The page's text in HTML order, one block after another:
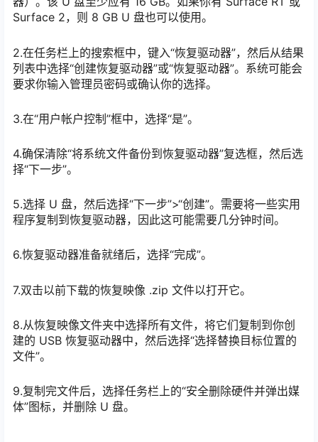
Surface 2，则 8 GB U 盘也可以使用。
2.在任务栏上的搜索框中，键入“恢复驱动器”，然后从结果
列表中选择“创建恢复驱动器”或“恢复驱动器”。系统可能会
要求你输入管理员密码或确认你的选择。
3.在“用户帐户控制”框中，选择“是”。
4.确保清除“将系统文件备份到恢复驱动器”复选框，然后选
择“下一步”。
5.选择 U 盘，然后选择“下一步”>“创建”。需要将一些实用
程序复制到恢复驱动器，因此这可能需要几分钟时间。
6.恢复驱动器准备就绪后，选择“完成”。
7.双击以前下载的恢复映像 .zip 文件以打开它。
8.从恢复映像文件夹中选择所有文件，将它们复制到你创
建的 USB 恢复驱动器中，然后选择“选择替换目标位置的
文件”。
9.复制完文件后，选择任务栏上的“安全删除硬件并弹出媒
体”图标，并删除 U 盘。